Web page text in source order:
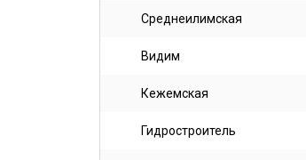
Среднеилимская
Видим
Кежемская
Гидростроитель